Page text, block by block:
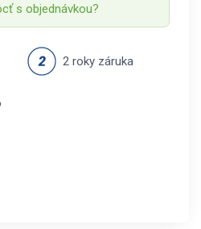
s objednávkou?
2 roky záruka